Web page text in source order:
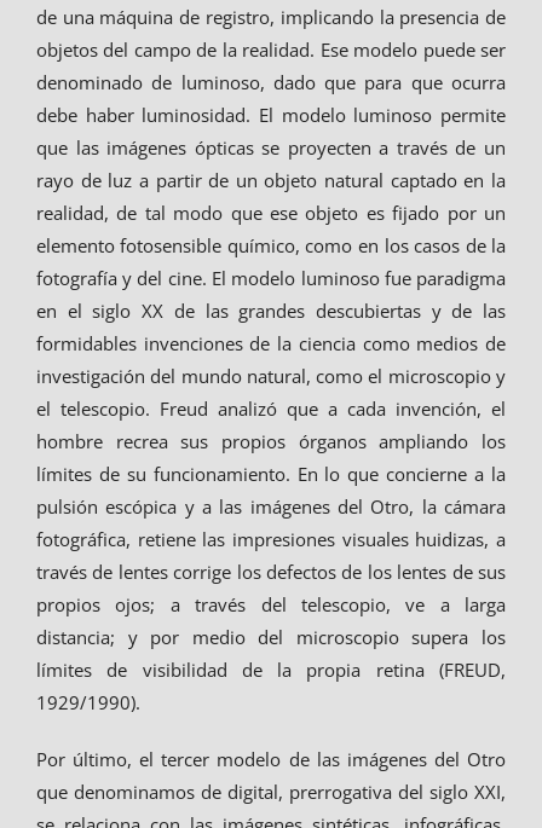
de una máquina de registro, implicando la presencia de
objetos del campo de la realidad. Ese modelo puede ser
denominado de luminoso, dado que para que ocurra
debe haber luminosidad. El modelo luminoso permite
que las imágenes ópticas se proyecten a través de un
rayo de luz a partir de un objeto natural captado en la
realidad, de tal modo que ese objeto es fijado por un
elemento fotosensible químico, como en los casos de la
fotografía y del cine. El modelo luminoso fue paradigma
en el siglo XX de las grandes descubiertas y de las
formidables invenciones de la ciencia como medios de
investigación del mundo natural, como el microscopio y
el telescopio. Freud analizó que a cada invención, el
hombre recrea sus propios órganos ampliando los
límites de su funcionamiento. En lo que concierne a la
pulsión escópica y a las imágenes del Otro, la cámara
fotográfica, retiene las impresiones visuales huidizas, a
través de lentes corrige los defectos de los lentes de sus
propios ojos; a través del telescopio, ve a larga
distancia; y por medio del microscopio supera los
límites de visibilidad de la propia retina (FREUD,
1929/1990).
Por último, el tercer modelo de las imágenes del Otro
que denominamos de digital, prerrogativa del siglo XXI,